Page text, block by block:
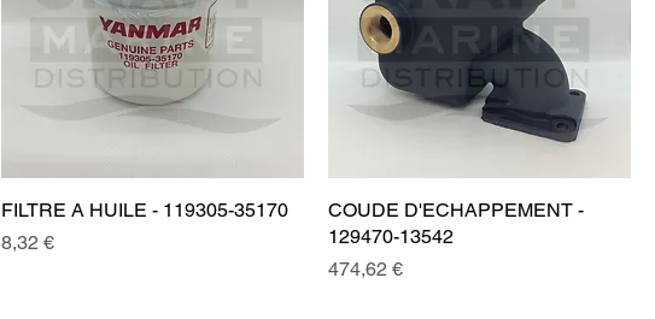
FILTRE A HUILE - 119305-35170
Prix
8,32 €
COUDE D'ECHAPPEMENT -
129470-13542
Prix
474,62 €